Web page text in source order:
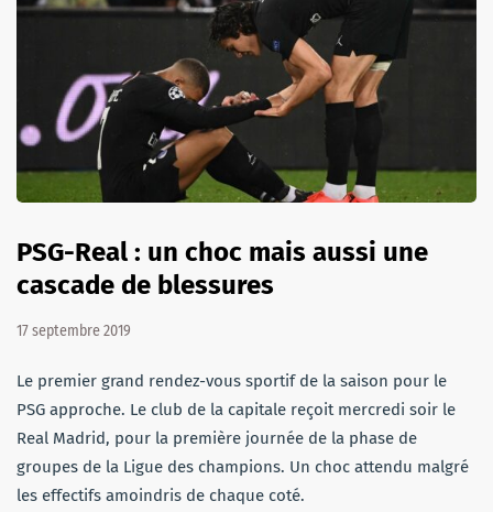
PSG-Real : un choc mais aussi une
cascade de blessures
17 septembre 2019
Le premier grand rendez-vous sportif de la saison pour le
PSG approche. Le club de la capitale reçoit mercredi soir le
Real Madrid, pour la première journée de la phase de
groupes de la Ligue des champions. Un choc attendu malgré
les effectifs amoindris de chaque coté.